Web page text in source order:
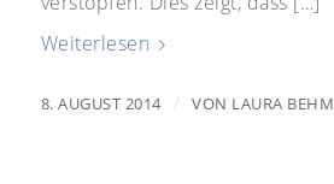
Weiterlesen
8. AUGUST 2014 / VON LAURA BEHM